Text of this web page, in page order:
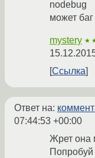
nodebug
может баг
mystery
Ссылка
Ответ на:
07:44:53 +00:00
Жрет она
Попробуй